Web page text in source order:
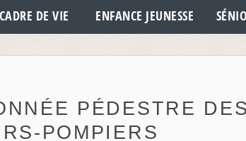
CADRE DE VIE ENFANCE JEUNESSE
PÉDESTRE DES
POMPIERS